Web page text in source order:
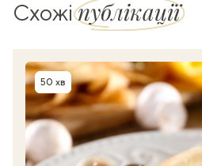
Схожіпублікації
Час приготування
50 хв